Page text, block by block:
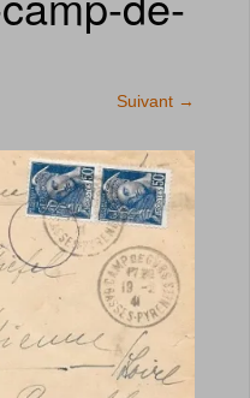
Suivant →